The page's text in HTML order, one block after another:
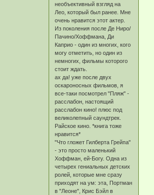
необъективный взгляд на
Лео, который был ранее. Мне
очень нравится этот актер.
Из поколения после Де Ниро/
Пачино/Хоффмана, Ди
Каприо - один из многих, кого
могу отметить, но один из
немногих, фильмы которого
стоит ждать.
ах да! уже после двух
оскароносных фильмов, я
все-таки посмотрел "Пляж" -
расслабон, настоящий
расслабон кино! плюс под
великолепный саундтрек.
Райское кино. *книга тоже
нравится*
"Что гложет Гилберта Грейпа"
- это просто маленький
Хоффман, ей-Богу. Одна из
четырех гениальных детских
ролей, которые мне сразу
приходят на ум: эта, Портман
в "Леоне", Крис Бэйл в